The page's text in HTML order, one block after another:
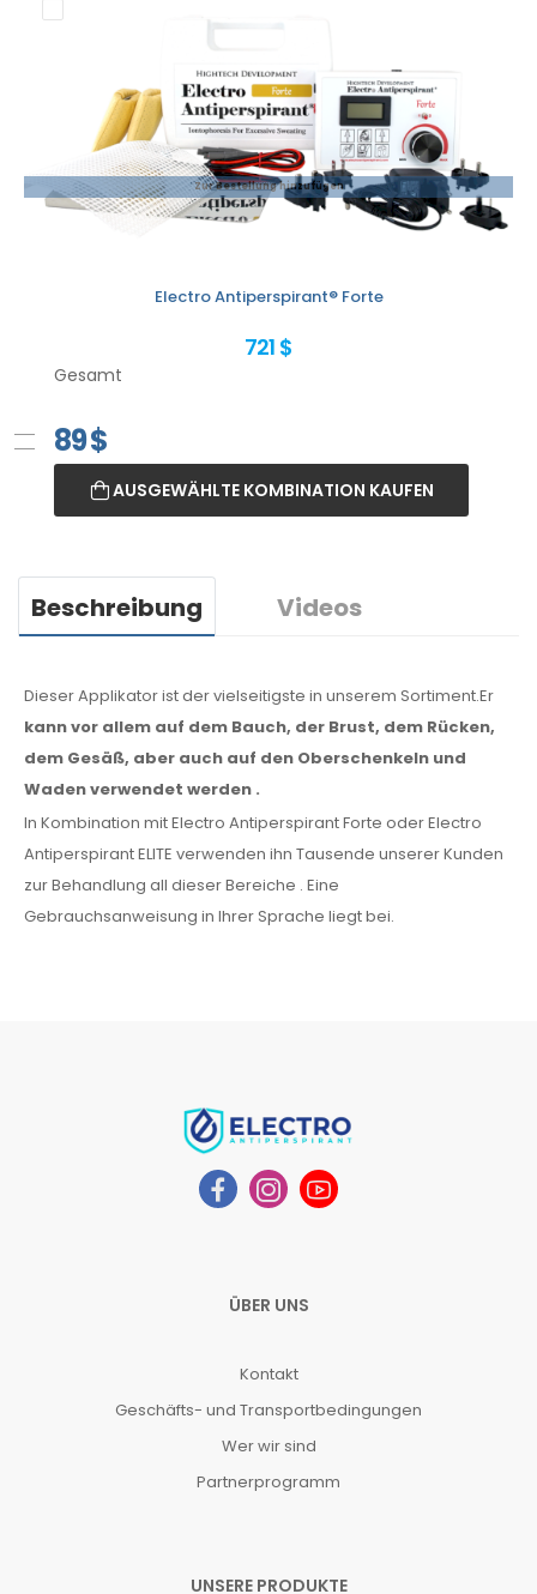
Zur Bestellung hinzufügen
Electro Antiperspirant® Forte
721 $
Gesamt
89$
AUSGEWÄHLTE KOMBINATION KAUFEN
Beschreibung Videos
Dieser Applikator ist der vielseitigste in unserem Sortiment.Er
kann vor allem auf dem Bauch, der Brust, dem Rücken,
dem Gesäß, aber auch auf den Oberschenkeln und
Wadenverwendet werden .
In Kombination mit Electro Antiperspirant Forte oder Electro
Antiperspirant ELITE verwenden ihn Tausende unserer Kunden
zur Behandlung all dieserBereiche . Eine
Gebrauchsanweisung in Ihrer Sprache liegt bei.
ÜBER UNS
Kontakt
Geschäfts- und Transportbedingungen
Wer wir sind
Partnerprogramm
UNSERE PRODUKTE